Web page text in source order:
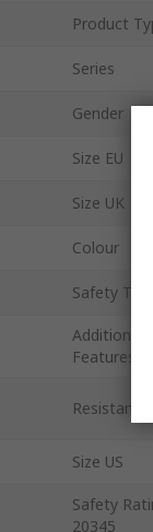
Product
Series
Gender
Size EU
Size UK
Colour
Safety Toe
Additional
Features
Resistance
Size US
Safety
20345